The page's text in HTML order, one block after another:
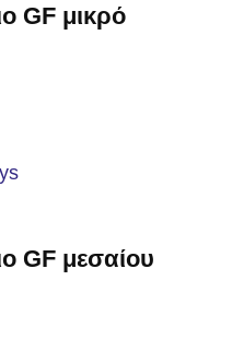
GF μικρό
GF μεσαίου